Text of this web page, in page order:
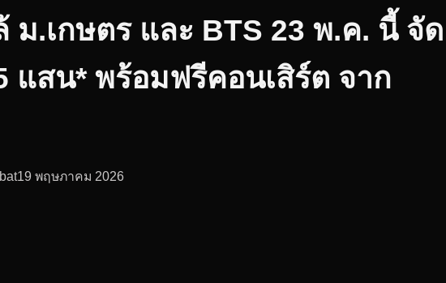
ม.เกษตร และ BTS 23 พ.ค. นี้ จัด
แสน* พร้อมฟรีคอนเสิร์ต จาก
19 พฤษภาคม 2026